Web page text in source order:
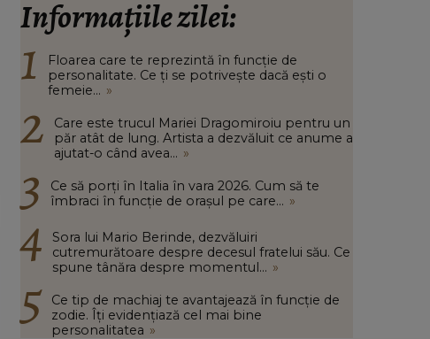
Informațiile zilei:
Floarea care te reprezintă în funcție de
personalitate. Ce ți se potrivește dacă ești o
femeie... »
Care este trucul Mariei Dragomiroiu pentru un
păr atât de lung. Artista a dezvăluit ce anume a
ajutat-o când avea... »
Ce să porți în Italia în vara 2026. Cum să te
îmbraci în funcție de orașul pe care... »
Sora lui Mario Berinde, dezvăluiri
cutremurătoare despre decesul fratelui său. Ce
spune tânăra despre momentul... »
Ce tip de machiaj te avantajează în funcție de
zodie. Îți evidențiază cel mai bine
personalitatea »